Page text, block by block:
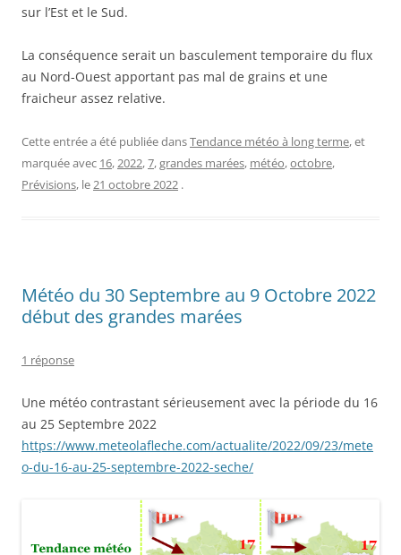
sur l’Est et le Sud.
La conséquence serait un basculement temporaire du flux
au Nord-Ouest apportant pas mal de grains et une
fraicheur assez relative.
Cette entrée a été publiée dansTendance météo à long terme, et
marquée avec 16, 2022,7,grandes marées, météo,octobre,
Prévisions, le 21 octobre 2022 .
Météo du 30 Septembre au 9 Octobre 2022
début des grandes marées
1 réponse
Une météo contrastant sérieusement avec la période du 16
au 25 Septembre 2022
https://www.meteolafleche.com/actualite/2022/09/23/mete
o-du-16-au-25-septembre-2022-seche/